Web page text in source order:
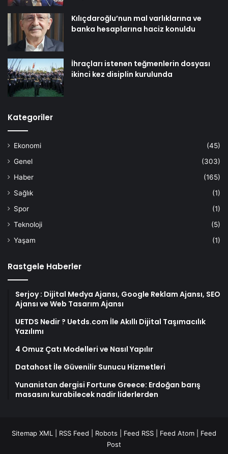
Kılıçdaroğlu’nun mal varlıklarına ve
banka hesaplarına haciz konuldu
İhraçları istenen teğmenlerin dosyası
ikinci kez disiplin kurulunda
Kategoriler
Ekonomi
(45)
Genel
(303)
Haber
(165)
Sağlık
(1)
Spor
(1)
Teknoloji
(5)
Yaşam
(1)
Rastgele Haberler
Serjoy : Dijital Medya Ajansı, Google Reklam Ajansı, SEO
Ajansı ve Web Tasarım Ajansı
UETDS Nedir ? Uetds.com İle Akıllı Dijital Taşımacılık
Yazılımı
4 Omuz Çatı Modelleri ve Nasıl Yapılır
Datahost İle Güvenilir Sunucu Hizmetleri
Yunanistan dergisi Fortune Greece: Erdoğan barış
masasını kurabilecek nadir liderlerden
Sitemap XML RSS Feed Robots Feed RSS Feed Atom
Feed
Post